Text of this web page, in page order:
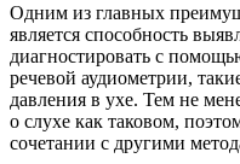
Одним из главных
является способность
диагностировать с
речевой аудиометрии,
давления в ухе. Тем не
о слухе как таковом,
сочетании с другими